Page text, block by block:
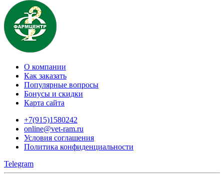
О компании
Как заказать
Популярные вопросы
Бонусы и скидки
Карта сайта
+7(915)1580242
online@vet-ram.ru
Условия соглашения
Политика конфиденциальности
Telegram